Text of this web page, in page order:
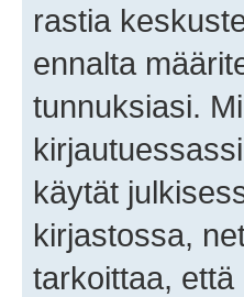
rastia
ennalta
tunnuksiasi.
käytät
kirjastossa,
tarkoittaa,